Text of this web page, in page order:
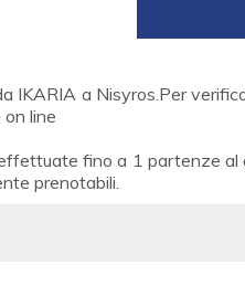
IKARIA a Nisyros.Per
line
fino a 1 partenze
prenotabili.